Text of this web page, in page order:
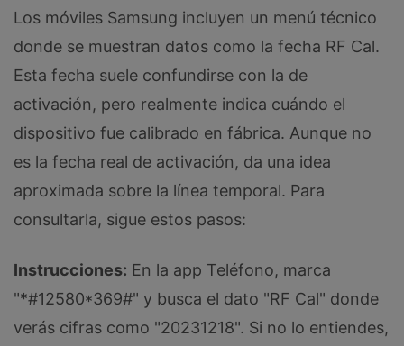
Los móviles Samsung incluyen un menú técnico
donde se muestran datos como la fecha RF Cal.
Esta fecha suele confundirse con la de
activación, pero realmente indica cuándo el
dispositivo fue calibrado en fábrica. Aunque no
es la fecha real de activación, da una idea
aproximada sobre la línea temporal. Para
consultarla, sigue estos pasos:
Instrucciones: En la app Teléfono, marca
"*#12580*369#" y busca el dato "RF Cal" donde
verás cifras como "20231218". Si no lo entiendes,